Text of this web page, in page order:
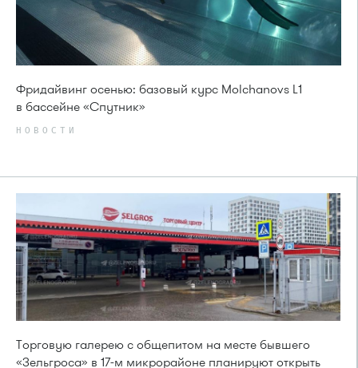
Фридайвинг осенью: базовый курс Molchanovs L1
в бассейне «Спутник»
НОВОСТИ
Торговую галерею с общепитом на месте бывшего
«Зельгроса» в 17-м микрорайоне планируют открыть